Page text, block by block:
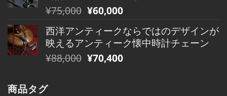
た。
す。
は
¥79,000
で
し
た。
格
は
¥79,000
で
す。
元
価
格
は
で
¥75,000 現
の
価
格
¥60,000
西洋アンティークならではのデザインが
映えるアンティーク懐中時計チェーン
元
価
¥88,000 現
¥70,400
商品タグ